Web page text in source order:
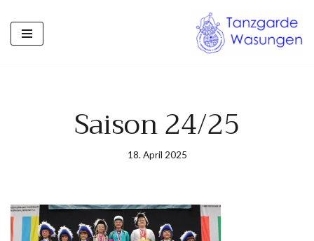
Zum
Saison 24/25
18. April 2025